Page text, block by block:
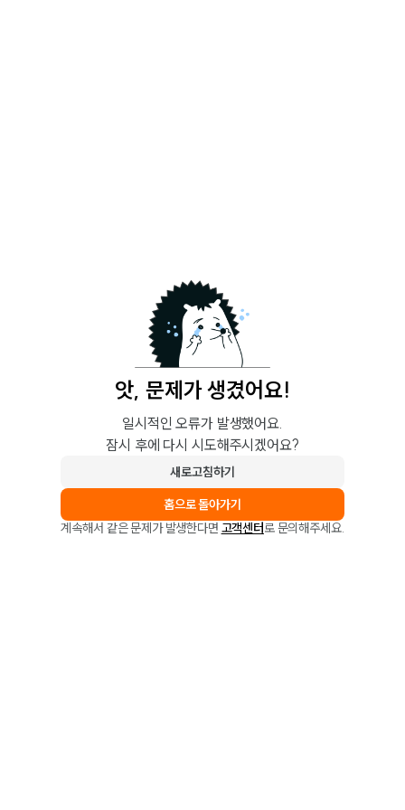
앗, 문제가 생겼어요!
일시적인 오류가 발생했어요.
잠시 후에 다시 시도해주시겠어요?
새로고침하기
홈으로 돌아가기
계속해서 같은 문제가 발생한다면 고객센터로 문의해주세요.